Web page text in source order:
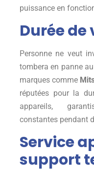
puissance en
Durée
Personne ne veut
tombera en panne
marques comme
réputées pour la
appareils,
constantes pendant
Service
support